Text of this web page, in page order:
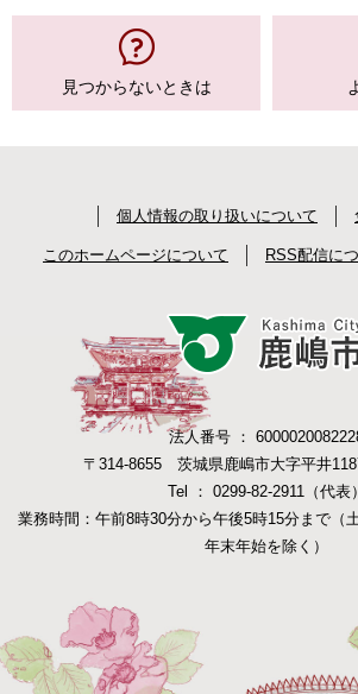
見つからないときは
個人情報の取り扱いについて
このホームページについて RSS配信に
法人番号 ：
〒314-8655 茨城県鹿嶋市大字平井
Tel ： 0299-82-2911（代表）
業務時間：午前8時30分から午後5時15分まで（
年末年始を除く）